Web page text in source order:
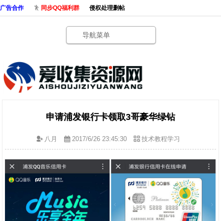
广告合作 同步QQ福利群 侵权处理删帖
导航菜单
申请浦发银行卡领取3哥豪华绿钻
八月 2017/6/26 23:45:30 技术教程学习